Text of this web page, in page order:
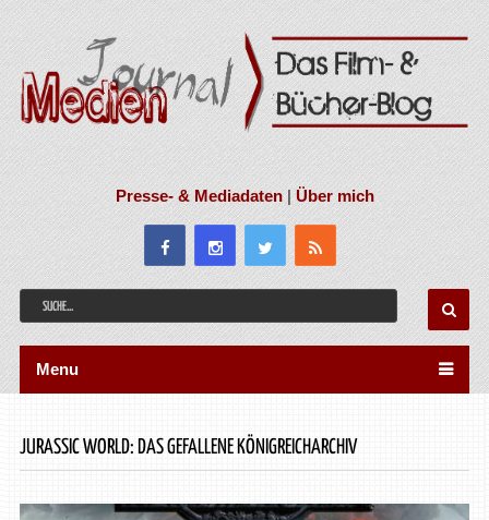
Presse- & Mediadaten|Über mich
Menu
JURASSIC WORLD: DAS GEFALLENE KÖNIGREICHARCHIV